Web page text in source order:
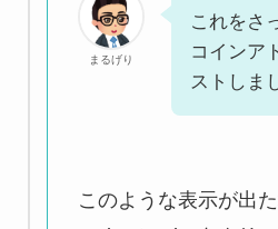
まるげり
これをさ
コインア
ストしま
このような表示が出